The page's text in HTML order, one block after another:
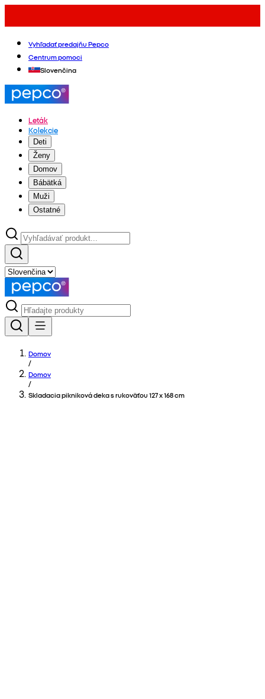
Vyhľadať predajňu Pepco
Centrum pomoci
Slovenčina
Leták
Kolekcie
Deti
Ženy
Domov
Bábätká
Muži
Ostatné
Domov
/
Domov
/
Skladacia pikniková deka s rukoväťou 127 x 168 cm